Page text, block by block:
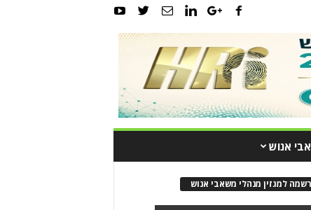
אנוש
למגזין מנהלי משאבי אנוש